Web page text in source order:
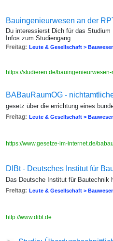
Bauingenieurwesen an der
Du interessierst Dich für das
Infos zum Studiengang
Freitag: Leute & Gesellschaft >
https://studieren.de/
BABauRaumOG -
gesetz über die errichtung eines
Freitag: Leute & Gesellschaft >
https://www.gesetze-im-internet.de/
DIBt - Deutsches Institut für
Das Deutsche Institut für Bautechnik
Freitag: Leute & Gesellschaft >
http://www.dibt.de